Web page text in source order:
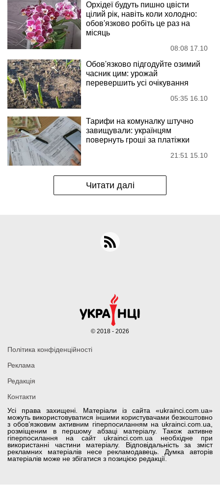
Орхідеї будуть пишно цвісти
цілий рік, навіть коли холодно:
обов'язково робіть це раз на
місяць
08:08 17.10
Обов'язково підгодуйте озимий
часник цим: урожай
перевершить усі очікування
05:35 16.10
Тарифи на комуналку штучно
завищували: українцям
повернуть гроші за платіжки
21:51 15.10
Читати далі
Усі права захищені. Матеріали із сайта «ukrainci.com.ua»
можуть використовуватися іншими користувачами безкоштовно
з обов’язковим активним гіперпосиланням на ukrainci.com.ua,
розміщеним в першому абзаці матеріалу. Також активне
гіперпосилання на сайт ukrainci.com.ua необхідне при
використанні частини матеріалу. Відповідальність за зміст
рекламних матеріалів несе рекламодавець. Думка авторів
матеріалів може не збігатися з позицією редакції.
Політика конфіденційності
Реклама
Редакція
Контакти
© 2018 - 2026